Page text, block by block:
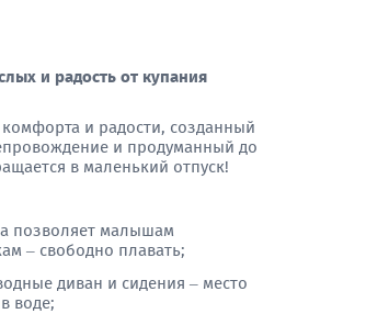
и радость от купания
и радости, созданный
и продуманный до
в маленький отпуск!
позволяет малышам
– свободно плавать;
диван и сидения – место
воде;